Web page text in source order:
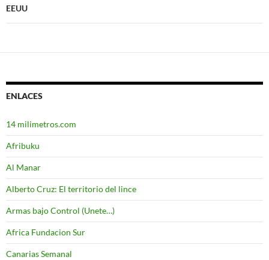
EEUU
ENLACES
14 milimetros.com
Afribuku
Al Manar
Alberto Cruz: El territorio del lince
Armas bajo Control (Unete…)
Africa Fundacion Sur
Canarias Semanal